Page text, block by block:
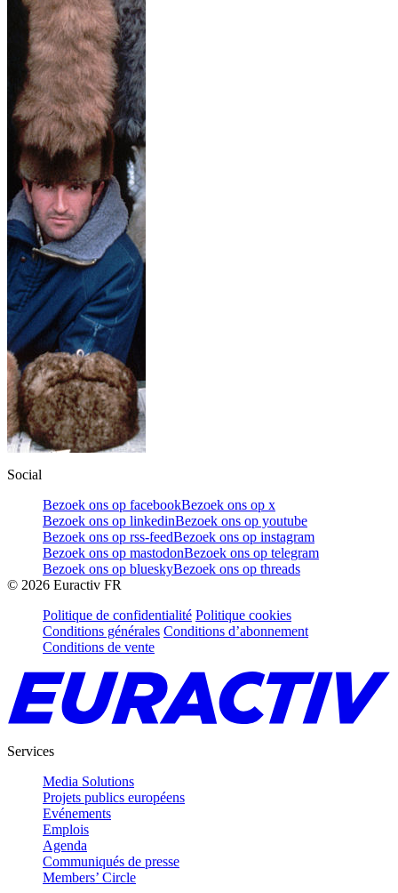
Social
Bezoek ons op facebookBezoek ons op x
Bezoek ons op linkedinBezoek ons op youtube
Bezoek ons op rss-feedBezoek ons op instagram
Bezoek ons op mastodonBezoek ons op telegram
Bezoek ons op blueskyBezoek ons op threads
© 2026 Euractiv FR
Politique de confidentialité Politique cookies
Conditions générales Conditions d’abonnement
Conditions de vente
Services
Media Solutions
Projets publics européens
Evénements
Emplois
Agenda
Communiqués de presse
Members’ Circle